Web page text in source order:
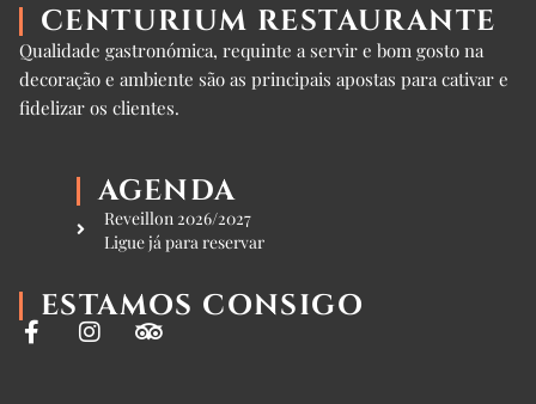
CENTURIUM RESTAURANTE
Qualidade gastronómica, requinte a servir e bom gosto na
decoração e ambiente são as principais apostas para cativar e
fidelizar os clientes.
AGENDA
Reveillon 2026/2027
Ligue já para reservar
ESTAMOS CONSIGO